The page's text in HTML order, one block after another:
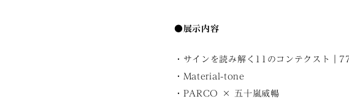
●展示内容
・サインを読み解く11のコンテクスト｜
・Material-tone
・PARCO × 五十嵐威暢